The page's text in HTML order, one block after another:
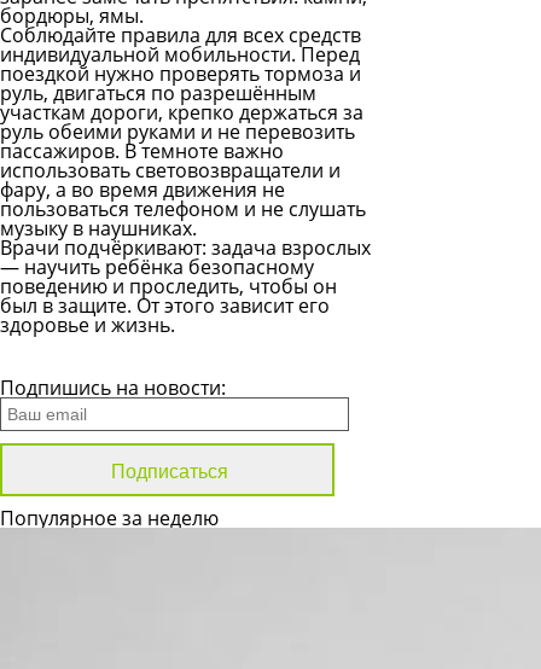
бордюры, ямы.
Соблюдайте правила для всех средств
индивидуальной мобильности. Перед
поездкой нужно проверять тормоза и
руль, двигаться по разрешённым
участкам дороги, крепко держаться за
руль обеими руками и не перевозить
пассажиров. В темноте важно
использовать световозвращатели и
фару, а во время движения не
пользоваться телефоном и не слушать
музыку в наушниках.
Врачи подчёркивают: задача взрослых
— научить ребёнка безопасному
поведению и проследить, чтобы он
был в защите. От этого зависит его
здоровье и жизнь.
Подпишись на новости:
Популярное за неделю